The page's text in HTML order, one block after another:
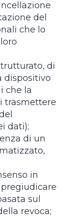
del
che lo
di
dispositivo
che la
trasmettere
dati);
di un
in
sul
revoca;